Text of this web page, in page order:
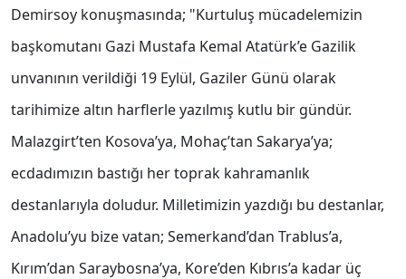
Demirsoy konuşmasında; "Kurtuluş mücadelemizin
başkomutanı Gazi Mustafa Kemal Atatürk’e Gazilik
unvanının verildiği 19 Eylül, Gaziler Günü olarak
tarihimize altın harflerle yazılmış kutlu bir gündür.
Malazgirt’ten Kosova’ya, Mohaç’tan Sakarya’ya;
ecdadımızın bastığı her toprak kahramanlık
destanlarıyla doludur. Milletimizin yazdığı bu destanlar,
Anadolu’yu bize vatan; Semerkand’dan Trablus’a,
Kırım’dan Saraybosna’ya, Kore’den Kıbrıs’a kadar üç